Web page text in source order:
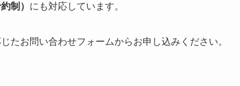
制） にも対応しています。
たお問い合わせフォームからお申し込みください。